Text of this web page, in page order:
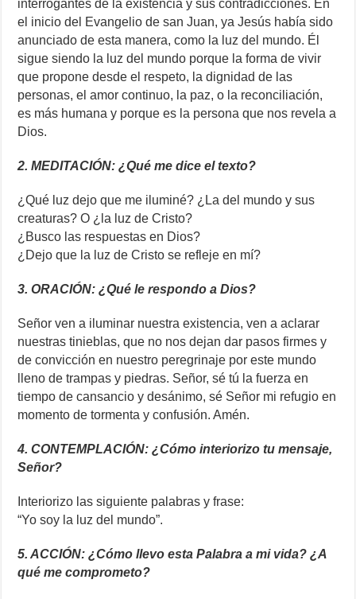
interrogantes de la existencia y sus contradicciones. En
el inicio del Evangelio de san Juan, ya Jesús había sido
anunciado de esta manera, como la luz del mundo. Él
sigue siendo la luz del mundo porque la forma de vivir
que propone desde el respeto, la dignidad de las
personas, el amor continuo, la paz, o la reconciliación,
es más humana y porque es la persona que nos revela a
Dios.
2. MEDITACIÓN: ¿Qué me dice el texto?
¿Qué luz dejo que me iluminé? ¿La del mundo y sus
creaturas? O ¿la luz de Cristo?
¿Busco las respuestas en Dios?
¿Dejo que la luz de Cristo se refleje en mí?
3. ORACIÓN: ¿Qué le respondo a Dios?
Señor ven a iluminar nuestra existencia, ven a aclarar
nuestras tinieblas, que no nos dejan dar pasos firmes y
de convicción en nuestro peregrinaje por este mundo
lleno de trampas y piedras. Señor, sé tú la fuerza en
tiempo de cansancio y desánimo, sé Señor mi refugio en
momento de tormenta y confusión. Amén.
4. CONTEMPLACIÓN: ¿Cómo interiorizo tu mensaje,
Señor?
Interiorizo las siguiente palabras y frase:
“Yo soy la luz del mundo”.
5. ACCIÓN: ¿Cómo llevo esta Palabra a mi vida? ¿A
qué me comprometo?